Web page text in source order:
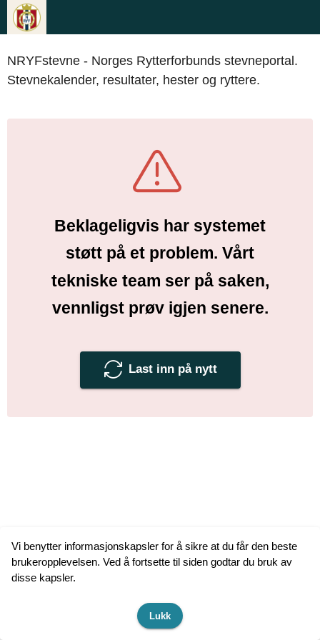
NRYFstevne - Norges Rytterforbunds stevneportal.
Stevnekalender, resultater, hester og ryttere.
Beklageligvis har systemet
støtt på et problem. Vårt
tekniske team ser på saken,
vennligst prøv igjen senere.
Last inn på nytt
Vi benytter informasjonskapsler for å sikre at du får den beste
brukeropplevelsen. Ved å fortsette til siden godtar du bruk av
disse kapsler.
Lukk